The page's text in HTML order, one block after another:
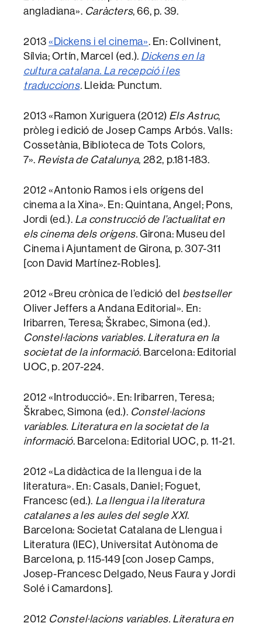
angladiana». Caràcters, 66, p. 39.
2013 «Dickens i el cinema». En: Collvinent,
Sílvia; Ortín, Marcel (ed.). Dickens en la
cultura catalana. La recepció i les
traduccions. Lleida: Punctum.
2013 «Ramon Xuriguera (2012) Els Astruc,
pròleg i edició de Josep Camps Arbós. Valls:
Cossetània, Biblioteca de Tots Colors,
7». Revista de Catalunya, 282, p.181-183.
2012 «Antonio Ramos i els orígens del
cinema a la Xina». En: Quintana, Angel; Pons,
Jordi (ed.). La construcció de l’actualitat en
els cinema dels orígens. Girona: Museu del
Cinema i Ajuntament de Girona, p. 307-311
[con David Martínez-Robles].
2012 «Breu crònica de l’edició del bestseller
Oliver Jeffers a Andana Editorial». En:
Iribarren, Teresa; Škrabec, Simona (ed.).
Constel·lacions variables. Literatura en la
societat de la informació. Barcelona: Editorial
UOC, p. 207-224.
2012 «Introducció». En: Iribarren, Teresa;
Škrabec, Simona (ed.). Constel·lacions
variables. Literatura en la societat de la
informació. Barcelona: Editorial UOC, p. 11-21.
2012 «La didàctica de la llengua i de la
literatura». En: Casals, Daniel; Foguet,
Francesc (ed.). La llengua i la literatura
catalanes a les aules del segle XXI.
Barcelona: Societat Catalana de Llengua i
Literatura (IEC), Universitat Autònoma de
Barcelona, p. 115-149 [con Josep Camps,
Josep-Francesc Delgado, Neus Faura y Jordi
Solé i Camardons].
2012 Constel·lacions variables. Literatura en